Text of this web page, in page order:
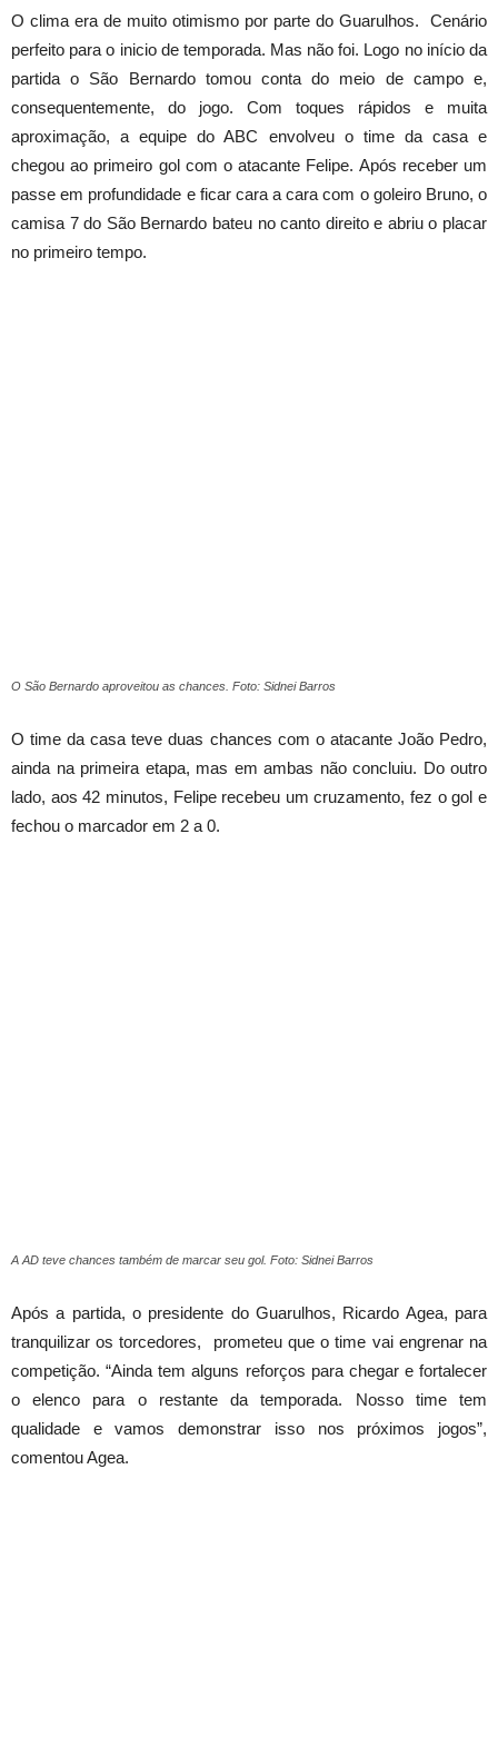
O clima era de muito otimismo por parte do Guarulhos. Cenário
perfeito para o inicio de temporada. Mas não foi. Logo no início da
partida o São Bernardo tomou conta do meio de campo e,
consequentemente, do jogo. Com toques rápidos e muita
aproximação, a equipe do ABC envolveu o time da casa e
chegou ao primeiro gol com o atacante Felipe. Após receber um
passe em profundidade e ficar cara a cara com o goleiro Bruno, o
camisa 7 do São Bernardo bateu no canto direito e abriu o placar
no primeiro tempo.
O São Bernardo aproveitou as chances. Foto: Sidnei Barros
O time da casa teve duas chances com o atacante João Pedro,
ainda na primeira etapa, mas em ambas não concluiu. Do outro
lado, aos 42 minutos, Felipe recebeu um cruzamento, fez o gol e
fechou o marcador em 2 a 0.
A AD teve chances também de marcar seu gol. Foto: Sidnei Barros
Após a partida, o presidente do Guarulhos, Ricardo Agea, para
tranquilizar os torcedores, prometeu que o time vai engrenar na
competição. “Ainda tem alguns reforços para chegar e fortalecer
o elenco para o restante da temporada. Nosso time tem
qualidade e vamos demonstrar isso nos próximos jogos”,
comentou Agea.